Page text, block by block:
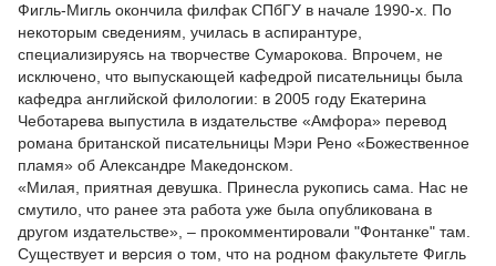
Фигль-Мигль окончила филфак СПбГУ в начале 1990-х. По
некоторым сведениям, училась в аспирантуре,
специализируясь на творчестве Сумарокова. Впрочем, не
исключено, что выпускающей кафедрой писательницы была
кафедра английской филологии: в 2005 году Екатерина
Чеботарева выпустила в издательстве «Амфора» перевод
романа британской писательницы Мэри Рено «Божественное
пламя» об Александре Македонском.
«Милая, приятная девушка. Принесла рукопись сама. Нас не
смутило, что ранее эта работа уже была опубликована в
другом издательстве», – прокомментировали "Фонтанке" там.
Существует и версия о том, что на родном факультете Фигль